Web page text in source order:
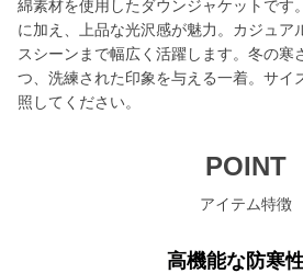
綿素材を使用したダウンジャケットです
に加え、上品な光沢感が魅力。カジュア
スシーンまで幅広く活躍します。冬の寒
つ、洗練された印象を与える一着。サイ
照してください。
POINT
アイテム特徴
高機能な防寒